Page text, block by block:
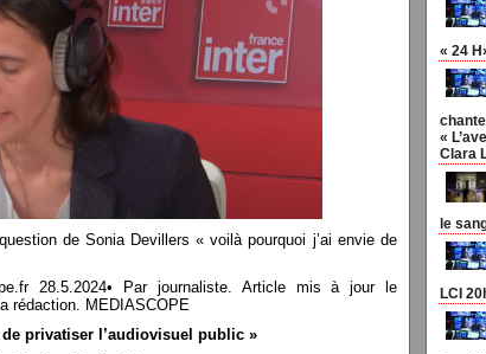
de Sonia Devillers « voilà pourquoi j’ai envie de
28.5.2024• Par journaliste. Article mis à jour le
rédaction. MEDIASCOPE
privatiser l’audiovisuel public »
« 24
«
Clara
le
LCI